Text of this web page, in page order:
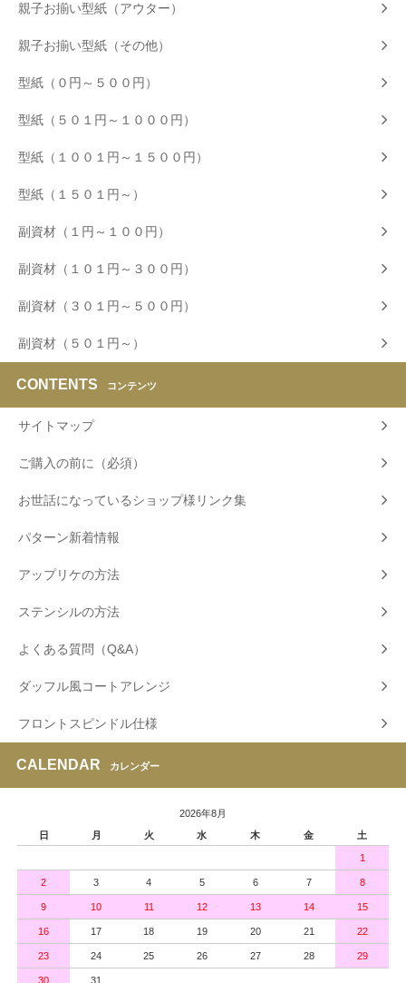
親子お揃い型紙（アウター）
親子お揃い型紙（その他）
型紙（０円～５００円）
型紙（５０１円～１０００円）
型紙（１００１円～１５００円）
型紙（１５０１円～）
副資材（１円～１００円）
副資材（１０１円～３００円）
副資材（３０１円～５００円）
副資材（５０１円～）
CONTENTS コンテンツ
サイトマップ
ご購入の前に（必須）
お世話になっているショップ様リンク集
パターン新着情報
アップリケの方法
ステンシルの方法
よくある質問（Q&A）
ダッフル風コートアレンジ
フロントスピンドル仕様
CALENDAR カレンダー
2026年8月
日
月 火 水 木 金 土
1
2 3 4 5 6 7 8
9 10 11 12 13 14 15
16 17 18 19 20 21 22
23 24 25 26 27 28 29
30 31